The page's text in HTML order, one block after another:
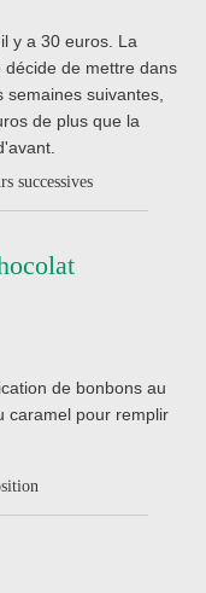
y a 30 euros. La
de mettre dans
suivantes,
de plus que la
successives
de bonbons au
caramel pour remplir